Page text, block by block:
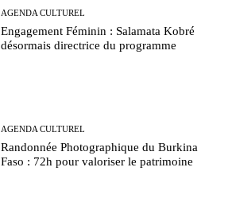
AGENDA CULTUREL
Engagement Féminin : Salamata Kobré
désormais directrice du programme
AGENDA CULTUREL
Randonnée Photographique du Burkina
Faso : 72h pour valoriser le patrimoine